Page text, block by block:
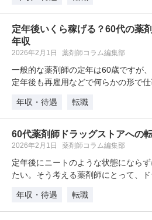
定年後いくら稼げる？60代の薬
年収
2026年2月1日 薬剤師コラム編集部
一般的な薬剤師の定年は60歳ですが
定年後も再雇用などで何らかの形で仕
年収・待遇
転職
60代薬剤師ドラッグストアへの
2026年2月1日 薬剤師コラム編集部
定年後にニートのような状態になら
たい。そう考える薬剤師にとって、ド
年収・待遇
転職